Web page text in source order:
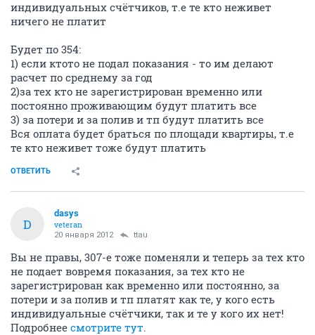
индивидуальных счётчиков, т.е те кто неживет
ничего не платит
Будет по 354:
1) если ктото не подал показания - то им делают
расчет по среднему за год
2)за тех кто не зарегистрирован временно или
постоянно проживающим будут платить все
3) за потери и за полив и тп будут платить все
Вся оплата будет браться по площади квартиры, т.е
те кто неживет тоже будут платить
ОТВЕТИТЬ
D
dasys
veteran
20 января 2012 ttau
Вы не правы, 307-е тоже поменяли и теперь за тех кто
не подает вовремя показания, за тех кто не
зарегистрирован как временно или постоянно, за
потери и за полив и тп платят как те, у кого есть
индивидуальные счётчики, так и те у кого их нет!
Подробнее смотрите тут.